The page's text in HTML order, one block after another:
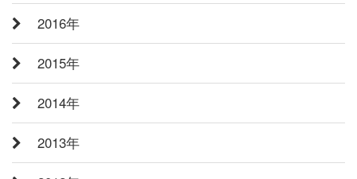
2016年
2015年
2014年
2013年